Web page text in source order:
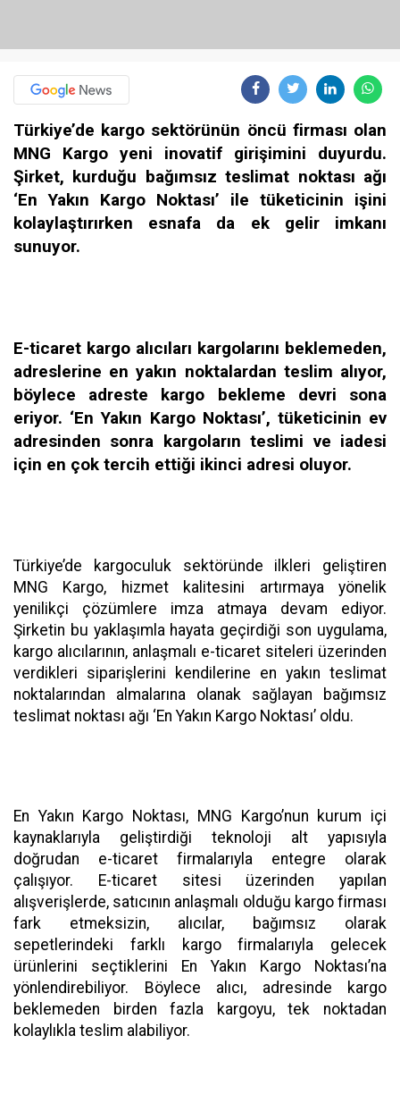
Türkiye’de kargo sektörünün öncü firması olan
MNG Kargo yeni inovatif girişimini duyurdu.
Şirket, kurduğu bağımsız teslimat noktası ağı
‘En Yakın Kargo Noktası’ ile tüketicinin işini
kolaylaştırırken esnafa da ek gelir imkanı
sunuyor.
E-ticaret kargo alıcıları kargolarını beklemeden,
adreslerine en yakın noktalardan teslim alıyor,
böylece adreste kargo bekleme devri sona
eriyor. ‘En Yakın Kargo Noktası’, tüketicinin ev
adresinden sonra kargoların teslimi ve iadesi
için en çok tercih ettiği ikinci adresi oluyor.
Türkiye’de kargoculuk sektöründe ilkleri geliştiren
MNG Kargo, hizmet kalitesini artırmaya yönelik
yenilikçi çözümlere imza atmaya devam ediyor.
Şirketin bu yaklaşımla hayata geçirdiği son uygulama,
kargo alıcılarının, anlaşmalı e-ticaret siteleri üzerinden
verdikleri siparişlerini kendilerine en yakın teslimat
noktalarından almalarına olanak sağlayan bağımsız
teslimat noktası ağı ‘En Yakın Kargo Noktası’ oldu.
En Yakın Kargo Noktası, MNG Kargo’nun kurum içi
kaynaklarıyla geliştirdiği teknoloji alt yapısıyla
doğrudan e-ticaret firmalarıyla entegre olarak
çalışıyor. E-ticaret sitesi üzerinden yapılan
alışverişlerde, satıcının anlaşmalı olduğu kargo firması
fark etmeksizin, alıcılar, bağımsız olarak
sepetlerindeki farklı kargo firmalarıyla gelecek
ürünlerini seçtiklerini En Yakın Kargo Noktası’na
yönlendirebiliyor. Böylece alıcı, adresinde kargo
beklemeden birden fazla kargoyu, tek noktadan
kolaylıkla teslim alabiliyor.